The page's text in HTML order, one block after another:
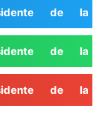
de la
de la
de la